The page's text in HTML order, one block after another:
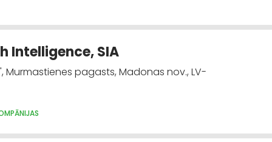
Intelligence, SIA
Murmastienes pagasts, Madonas nov., LV-